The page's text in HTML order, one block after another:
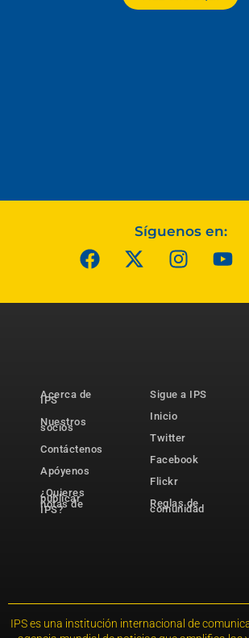
Síguenos en:
Acerca de
IPS
Nuestros
socios
Contáctenos
Apóyenos
¿Quieres
publicar
notas de
IPS?
Sigue a IPS
Inicio
Twitter
Facebook
Flickr
Reglas de
comunidad
IPS es una institución internacional de